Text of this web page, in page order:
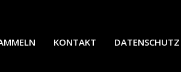
KONTAKT DATENSCHUTZ